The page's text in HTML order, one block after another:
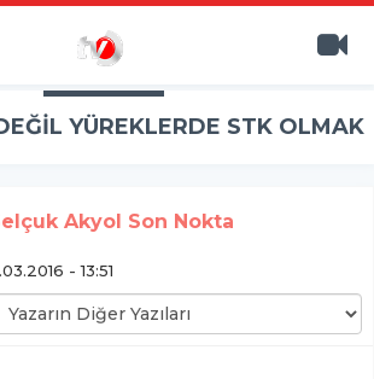
YÜREKLERDE STK OLMAK
Akyol Son Nokta
- 13:51